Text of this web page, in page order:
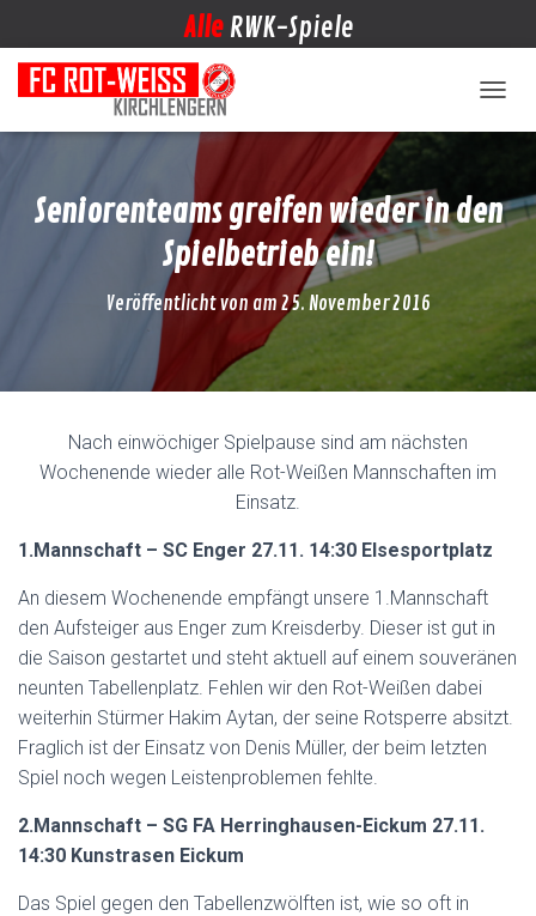
Alle RWK-Spiele
Seniorenteams greifen wieder in den
Spielbetrieb ein!
Veröffentlicht von am 25. November 2016
Nach einwöchiger Spielpause sind am nächsten
Wochenende wieder alle Rot-Weißen Mannschaften im
Einsatz.
1.Mannschaft – SC Enger 27.11. 14:30 Elsesportplatz
An diesem Wochenende empfängt unsere 1.Mannschaft
den Aufsteiger aus Enger zum Kreisderby. Dieser ist gut in
die Saison gestartet und steht aktuell auf einem souveränen
neunten Tabellenplatz. Fehlen wir den Rot-Weißen dabei
weiterhin Stürmer Hakim Aytan, der seine Rotsperre absitzt.
Fraglich ist der Einsatz von Denis Müller, der beim letzten
Spiel noch wegen Leistenproblemen fehlte.
2.Mannschaft – SG FA Herringhausen-Eickum 27.11.
14:30 Kunstrasen Eickum
Das Spiel gegen den Tabellenzwölften ist, wie so oft in